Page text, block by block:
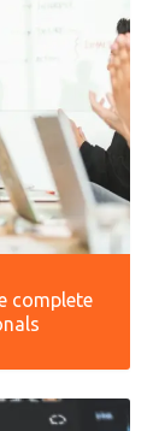
complete